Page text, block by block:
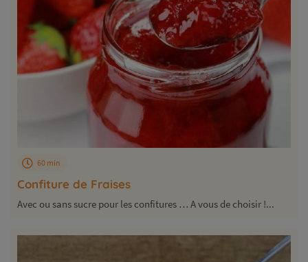
Confiture de Fraises
60 min
Avec ou sans sucre pour les confitures … A vous de choisir !...